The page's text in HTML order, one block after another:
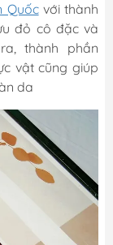
Quốcvới thành
đỏ cô đặc và
thành phần
vật cũng giúp
da